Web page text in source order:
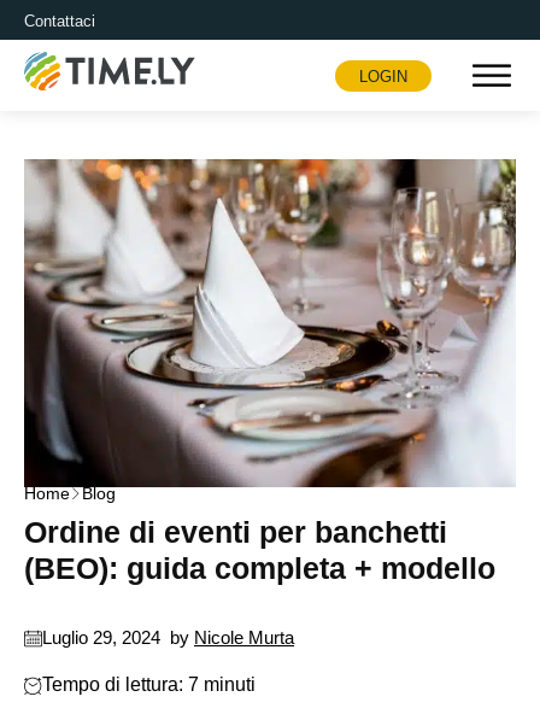
Contattaci
Timely
LOGIN
Home Blog
Ordine di eventi per banchetti
(BEO): guida completa + modello
Luglio 29, 2024 by Nicole Murta
Tempo di lettura: 7 minuti